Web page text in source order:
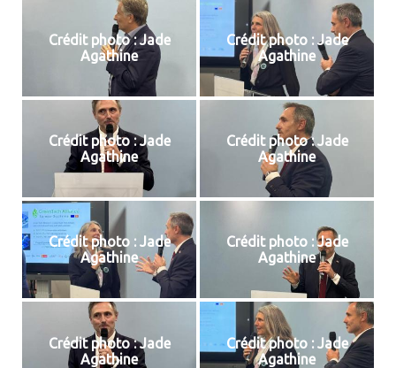
Crédit photo : Jade
Agathine
Crédit photo : Jade
Agathine
Crédit photo : Jade
Agathine
Crédit photo : Jade
Agathine
Crédit photo : Jade
Agathine
Crédit photo : Jade
Agathine
Crédit photo : Jade
Agathine
Crédit photo : Jade
Agathine